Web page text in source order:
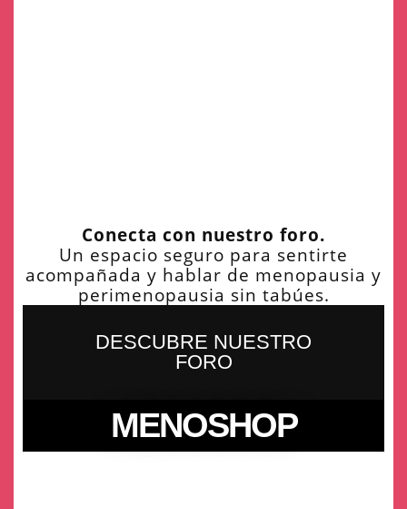
Conecta con nuestro foro.
Un espacio seguro para sentirte
acompañada y hablar de menopausia y
perimenopausia sin tabúes.
DESCUBRE NUESTRO
FORO
MENOSHOP